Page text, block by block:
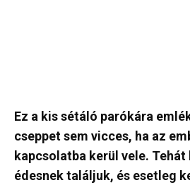
Ez a kis sétáló parókára
cseppet sem vicces, ha az
kapcsolatba kerül vele.
édesnek találjuk, és esetleg